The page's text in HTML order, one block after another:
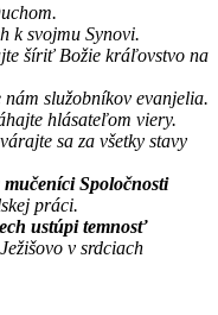
k svojmu Synovi.
šíriť Božie kráľovstvo na
nám služobníkov evanjelia.
hlásateľom viery.
sa za všetky stavy
Spoločnosti
práci.
ustúpi temnosť
v srdciach